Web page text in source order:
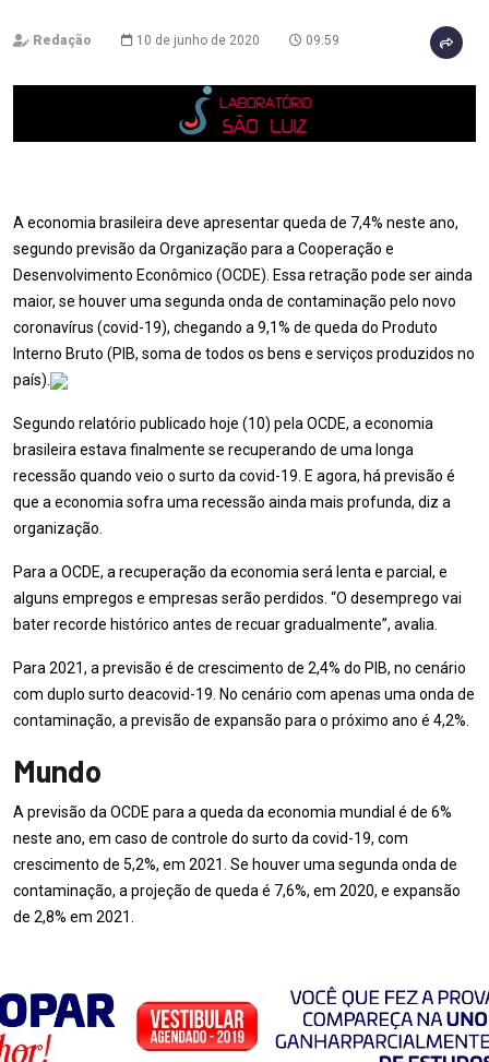
Redação 10 de junho de 2020 09:59
A economia brasileira deve apresentar queda de 7,4% neste ano,
segundo previsão da Organização para a Cooperação e
Desenvolvimento Econômico (OCDE). Essa retração pode ser ainda
maior, se houver uma segunda onda de contaminação pelo novo
coronavírus (covid-19), chegando a 9,1% de queda do Produto
Interno Bruto (PIB, soma de todos os bens e serviços produzidos no
país).
Segundo relatório publicado hoje (10) pela OCDE, a economia
brasileira estava finalmente se recuperando de uma longa
recessão quando veio o surto da covid-19. E agora, há previsão é
que a economia sofra uma recessão ainda mais profunda, diz a
organização.
Para a OCDE, a recuperação da economia será lenta e parcial, e
alguns empregos e empresas serão perdidos. “O desemprego vai
bater recorde histórico antes de recuar gradualmente”, avalia.
Para 2021, a previsão é de crescimento de 2,4% do PIB, no cenário
com duplo surto deacovid-19. No cenário com apenas uma onda de
contaminação, a previsão de expansão para o próximo ano é 4,2%.
Mundo
A previsão da OCDE para a queda da economia mundial é de 6%
neste ano, em caso de controle do surto da covid-19, com
crescimento de 5,2%, em 2021. Se houver uma segunda onda de
contaminação, a projeção de queda é 7,6%, em 2020, e expansão
de 2,8% em 2021.